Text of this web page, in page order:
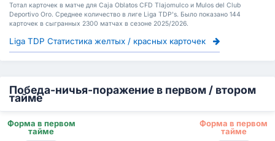
Тотал карточек в матче для Caja Oblatos CFD Tlajomulco и Mulos del Club
Deportivo Oro. Среднее количество в лиге Liga TDP's. Было показано 144
карточек в сыгранных 2300 матчах в сезоне 2025/2026.
Liga TDP Статистика желтых / красных карточек
Победа-ничья-поражение в первом / втором
тайме
Форма в первом
тайме
Форма в первом
тайме